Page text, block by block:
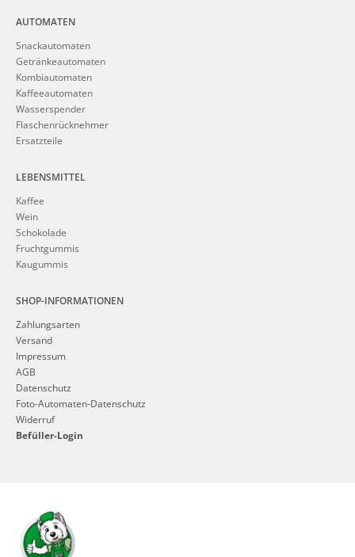
AUTOMATEN
Snackautomaten
Getränkeautomaten
Kombiautomaten
Kaffeeautomaten
Wasserspender
Flaschenrücknehmer
Ersatzteile
LEBENSMITTEL
Kaffee
Wein
Schokolade
Fruchtgummis
Kaugummis
SHOP-INFORMATIONEN
Zahlungsarten
Versand
Impressum
AGB
Datenschutz
Foto-Automaten-Datenschutz
Widerruf
Befüller-Login